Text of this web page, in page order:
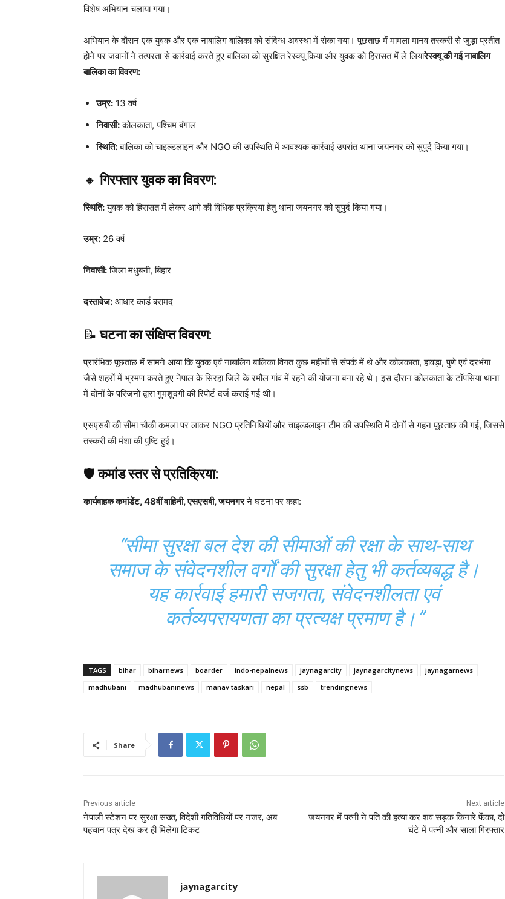
विशेष अभियान चलाया गया।
अभियान के दौरान एक युवक और एक नाबालिग बालिका को संदिग्ध अवस्था में रोका गया। पूछताछ में मामला मानव तस्करी से जुड़ा प्रतीत
होने पर जवानों ने तत्परता से कार्रवाई करते हुए बालिका को सुरक्षित रेस्क्यू किया और युवक को हिरासत में ले लियारेस्क्यू की गई नाबालिग
बालिका का विवरण:
उम्र: 13 वर्ष
निवासी:कोलकाता, पश्चिम बंगाल
स्थिति:बालिका को चाइल्डलाइन और NGO की उपस्थिति में आवश्यक कार्रवाई उपरांत थाना जयनगर को सुपुर्द किया गया।
🔸गिरफ्तार युवक का विवरण:
स्थिति:युवक को हिरासत में लेकर आगे की विधिक प्रक्रिया हेतु थाना जयनगर को सुपुर्द किया गया।
उम्र: 26 वर्ष
निवासी:जिला मधुबनी, बिहार
दस्तावेज: आधार कार्ड बरामद
📝घटना का संक्षिप्त विवरण:
प्रारंभिक पूछताछ में सामने आया कि युवक एवं नाबालिग बालिका विगत कुछ महीनों से संपर्क में थे और कोलकाता, हावड़ा, पुणे एवं दरभंगा
जैसे शहरों में भ्रमण करते हुए नेपाल के सिरहा जिले के रमौल गांव में रहने की योजना बना रहे थे। इस दौरान कोलकाता के टॉपसिया थाना
में दोनों के परिजनों द्वारा गुमशुदगी की रिपोर्ट दर्ज कराई गई थी।
एसएसबी की सीमा चौकी कमला पर लाकर NGO प्रतिनिधियों और चाइल्डलाइन टीम की उपस्थिति में दोनों से गहन पूछताछ की गई, जिससे
तस्करी की मंशा की पुष्टि हुई।
🛡️कमांड स्तर से प्रतिक्रिया:
कार्यवाहक कमांडेंट, 48वीं वाहिनी, एसएसबी, जयनगरने घटना पर कहा:
“सीमा सुरक्षा बल देश की सीमाओं की रक्षा के साथ-साथ
समाज के संवेदनशील वर्गों की सुरक्षा हेतु भी कर्तव्यबद्ध है।
यह कार्रवाई हमारी सजगता, संवेदनशीलता एवं
कर्तव्यपरायणता का प्रत्यक्ष प्रमाण है।”
TAGS bihar biharnews boarder indo-nepalnews jaynagarcity jaynagarcitynews
jaynagarnews
madhubani
madhubaninews manav taskari nepal ssb trendingnews
Share
Previous article
नेपाली स्टेशन पर सुरक्षा सख्त, विदेशी गतिविधियों पर नजर, अब
पहचान पत्र देख कर ही मिलेगा टिकट
Next article
जयनगर में पत्नी ने पति की हत्या कर शव सड़क किनारे फेंका, दो
घंटे में पत्नी और साला गिरफ्तार
jaynagarcity